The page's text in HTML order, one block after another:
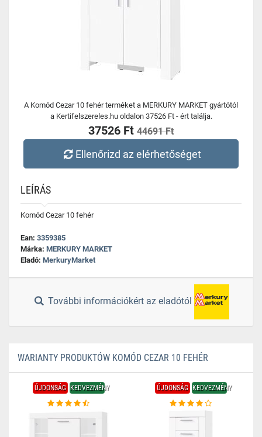
A Komód Cezar 10 fehér terméket a MERKURY MARKET gyártótól
a Kertifelszereles.hu oldalon 37526 Ft - ért találja.
37526 Ft 44691 Ft
Ellenőrizd az elérhetőséget
LEÍRÁS
Komód Cezar 10 fehér
Ean: 3359385
Márka: MERKURY MARKET
Eladó: MerkuryMarket
További információkért az eladótól
WARIANTY PRODUKTÓW KOMÓD CEZAR 10 FEHÉR
ÚJDONSÁG KEDVEZMÉNY ÚJDONSÁG KEDVEZMÉNY